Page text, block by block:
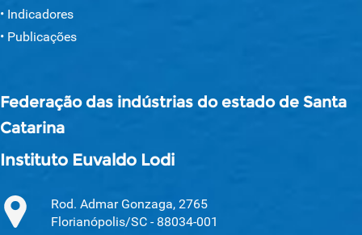
Indicadores
Publicações
Federação das indústrias do estado de Santa
Catarina
Instituto Euvaldo Lodi
Rod. Admar Gonzaga, 2765
Florianópolis/SC - 88034-001